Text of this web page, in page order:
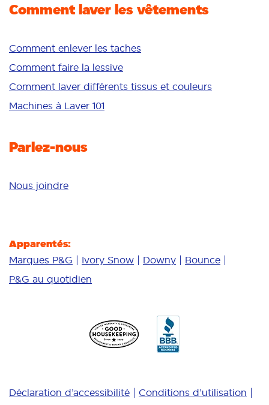
Fraîcheur/parfum
Couleurs vives
Peau sensible
Additifs
Nettoyage en profondeur
Comment laver les vêtements
Comment enlever les taches
Comment faire la lessive
Comment laver différents tissus et couleurs
Machines à Laver 101
Parlez-nous
Nous joindre
Apparentés:
Marques P&G Ivory Snow Downy
Bounce
P&G au quotidien
Déclaration d’accessibilité Conditions d’utilisation